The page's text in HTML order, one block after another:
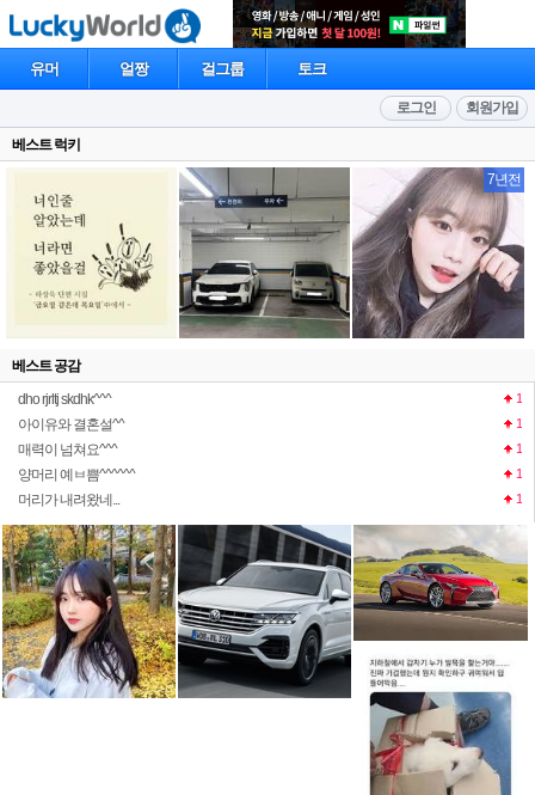
유머 얼짱 걸그룹 토크
회원가입
로그인
베스트 럭키
7년전
베스트 공감
dho rjrltj skdhk^^^
1
아이유와 결혼설^^ 1
매력이 넘쳐요^^^ 1
양머리 예ㅂ쁨^^^^^^ 1
머리가 내려왔네... 1